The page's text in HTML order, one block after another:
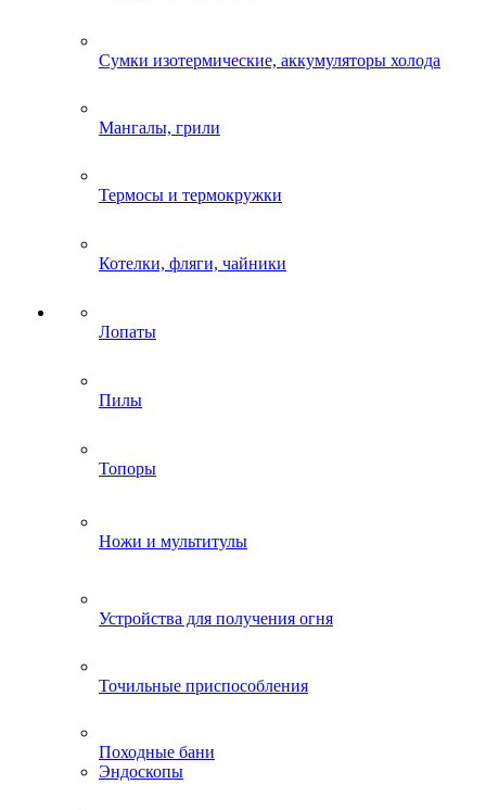
Сумки изотермические, аккумуляторы холода
Мангалы, грили
Термосы и термокружки
Котелки, фляги, чайники
Лопаты
Пилы
Топоры
Ножи и мультитулы
Устройства для получения огня
Точильные приспособления
Походные бани
Эндоскопы